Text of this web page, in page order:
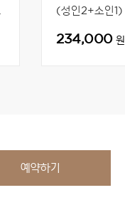
(성인2+소인
1권
234,000원
예약하기